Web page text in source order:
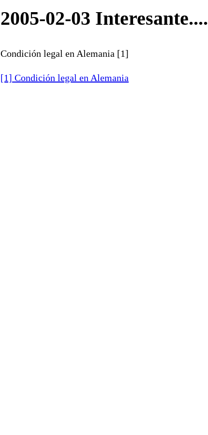
2005-02-03 Interesante....
Condición legal en Alemania [1]
[1] Condición legal en Alemania